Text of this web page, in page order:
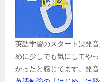
英語学習のスタートは発
めに少しでも気にしてや
かったと感じてます。発音